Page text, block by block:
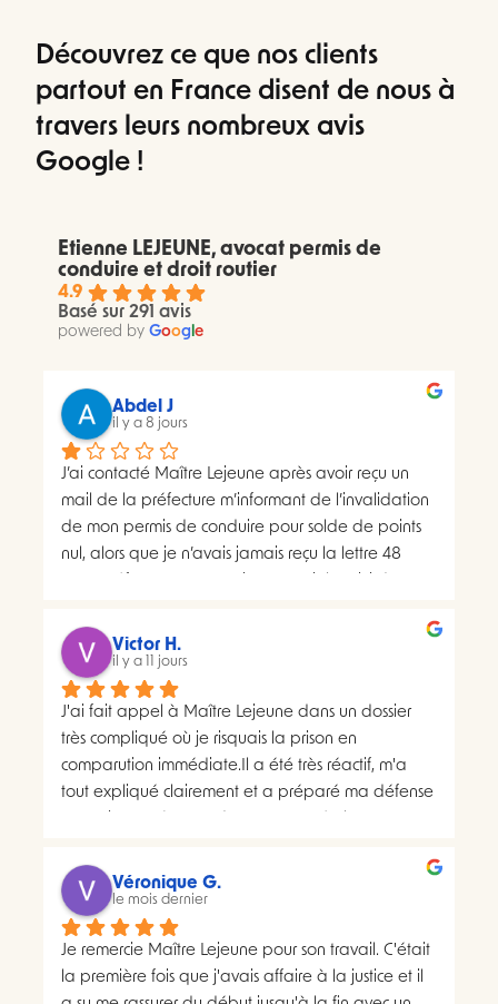
Découvrez ce que nos clients
partout en France disent de nous à
travers leurs nombreux avis
Google !
Etienne LEJEUNE, avocat permis de
conduire et droit routier
4.9
Basé sur 291 avis
powered by Google
Abdel J
il y a 8 jours
J’ai contacté Maître Lejeune après avoir reçu un
mail de la préfecture m’informant de l’invalidation
de mon permis de conduire pour solde de points
nul, alors que je n’avais jamais reçu la lettre 48
distributions à deux dates différentes, ce qui me
semblait présenter une anomalie nécessitant une
analyse juridique.Après avoir consulté les
nombreux avis positifs concernant Maître Lejeune,
je lui ai envoyé par courriel l’intégralité de mon
dossier. Je lui ai également demandé, à plusieurs
reprises, de m’indiquer clairement le montant de
proposé un rendez-vous de 30 minutes facturé
200 euros. Pourtant, il disposait déjà de toutes les
pièces de mon dossier et semblait considérer que
les chances de succès d’un recours étaient très
faibles. Lorsque je lui ai demandé si le prix de
Victor H.
il y a 11 jours
J'ai fait appel à Maître Lejeune dans un dossier
très compliqué où je risquais la prison en
comparution immédiate.Il a été très réactif, m'a
tout expliqué clairement et a préparé ma défense
sérieux, humain et très investi. Merci encore pour
tout, je le recommande sans hésiter.
Véronique G.
le mois dernier
Je remercie Maître Lejeune pour son travail. C'était
la première fois que j'avais affaire à la justice et il